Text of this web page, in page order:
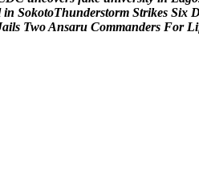
in SokotoThunderstorm Strikes Six
ails TwoAnsaru Commanders For Li